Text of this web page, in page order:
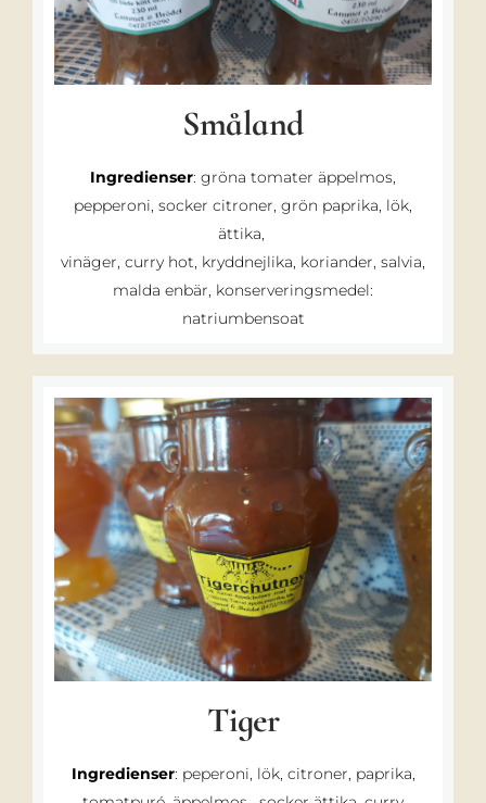
Tiger
Ingredienser: peperoni, lök, citroner, paprika,
Småland
Ingredienser: gröna tomater äppelmos,
pepperoni, socker citroner, grön paprika, lök,
ättika,
vinäger, curry hot, kryddnejlika, koriander, salvia,
malda enbär, konserveringsmedel:
natriumbensoat